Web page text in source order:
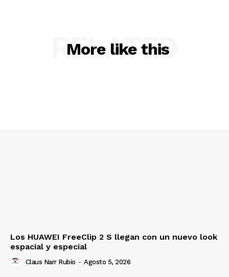
More like this
RELATED
Los HUAWEI FreeClip 2 S llegan con un nuevo look
espacial y especial
Claus Narr Rubio - Agosto 5, 2026